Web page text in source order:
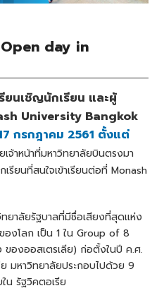
day in
นเชิญนักเรียน และผู้
University Bangkok
กรกฎาคม 2561 ตั้งแต่
เจ้าหน้าที่มหาวิทยาลัยบินตรงมา
รียนที่สนใจเข้าเรียนต่อที่ Monash
ทยาลัยรัฐบาลที่มีชื่อเสียงที่สุดแห่ง
องโลก เป็น 1 ใน Group of 8
องออสเตรเลีย) ก่อตั้งในปี ค.ศ.
มหาวิทยาลัยประกอบไปด้วย 9
น รัฐวิคตอเรีย